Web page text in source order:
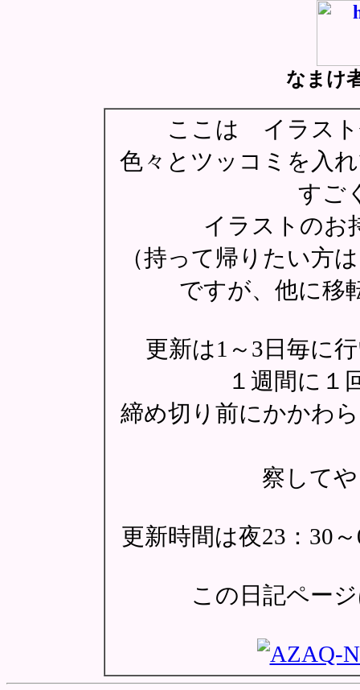
なまけ
ここは イラスト
色々とツッコミを入
すご
イラストのお
（持って帰りたい方
ですが、他に移
更新は1～3日毎に
１週間に１
締め切り前にかかわ
察して
更新時間は夜23：30
この日記ペー